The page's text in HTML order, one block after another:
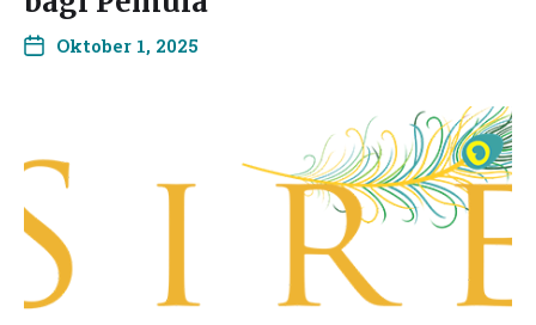
Oktober 1, 2025